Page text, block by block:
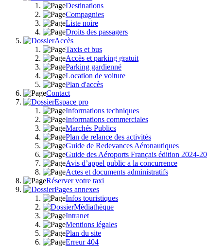
Destinations
Compagnies
Liste noire
Droits des passagers
Accès
Taxis et bus
Accès et parking gratuit
Parking gardienné
Location de voiture
Plan d'accès
Contact
Espace pro
Informations techniques
Informations commerciales
Marchés Publics
Plan de relance des activités
Guide de Redevances Aéronautiques
Guide des Aéroports Français édition 2024-
Avis d’appel public a la concurrence
Actes et documents administratifs
Réserver votre taxi
Pages annexes
Infos touristiques
Médiathèque
Intranet
Mentions légales
Plan du site
Erreur 404